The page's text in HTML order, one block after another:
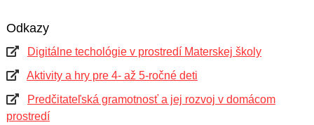
Odkazy
Digitálne techológie v prostredí Materskej školy
Aktivity a hry pre 4- až 5-ročné deti
Predčitateľská gramotnosť a jej rozvoj v domácom
prostredí